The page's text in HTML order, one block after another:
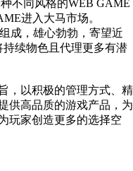
不同风格的WEB GAME
进入大马市场。
成，雄心勃勃，寄望近
续物色且代理更多有潜
，以积极的管理方式、精
供高品质的游戏产品，为
玩家创造更多的选择空